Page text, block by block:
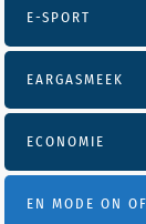
E-SPORT
EARGASMEEK
ECONOMIE
EN MODE ON